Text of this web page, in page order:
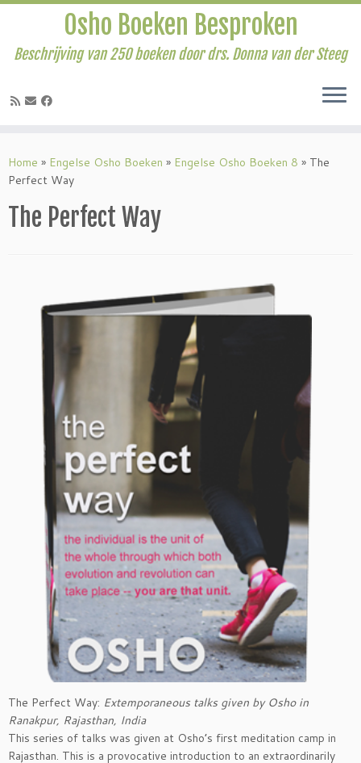
naar
inhoud
Osho Boeken Besproken
Beschrijving van 250 boeken door drs. Donna van der Steeg
Home » Engelse Osho Boeken » Engelse Osho Boeken 8 » The
Perfect Way
The Perfect Way
The Perfect Way: Extemporaneous talks given by Osho in
Ranakpur, Rajasthan, India
This series of talks was given at Osho’s first meditation camp in
Rajasthan. This is a provocative introduction to an extraordinarily